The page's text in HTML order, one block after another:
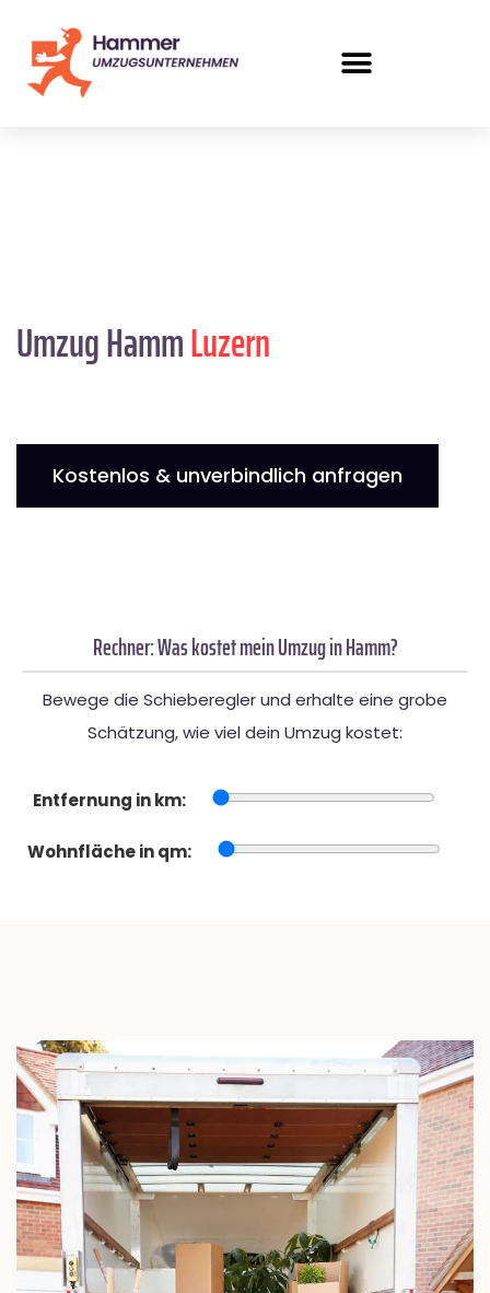
Umzug HammLuzern
Kostenlos & unverbindlich anfragen
Rechner: Was kostet mein Umzug in Hamm?
Bewege die Schieberegler und erhalte eine grobe
Schätzung, wie viel dein Umzug kostet:
Entfernung in km:
Wohnfläche in qm: